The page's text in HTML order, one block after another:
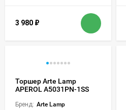
3 980 ₽
Торшер Arte Lamp
APEROL A5031PN-1SS
Бренд: Arte Lamp